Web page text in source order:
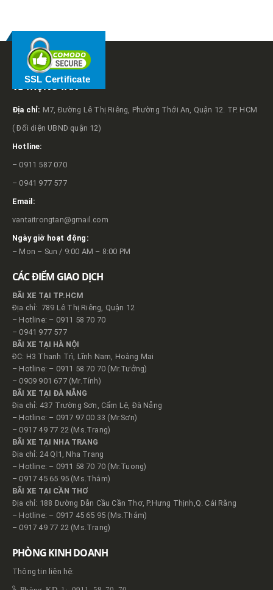
SSL Certificate
VỀ TRỌNG TẤN
Địa chỉ: M7, Đường Lê Thị Riêng, Phường Thới An, Quận 12. TP. HCM
( Đối diện UBND quận 12)
Hotline:
– 0911 587 070
– 0941 977 577
Email:
vantaitrongtan@gmail.com
Ngày giờ hoạt động:
– Mon – Sun / 9:00 AM – 8:00 PM
CÁC ĐIỂM GIAO DỊCH
BÃI XE TẠI TP.HCM
Địa chỉ: 789 Lê Thị Riêng, Quận 12
– Hotline: – 0911 58 70 70
– 0941 977 577
BÃI XE TẠI HÀ NỘI
ĐC: H3 Thanh Trì, Lĩnh Nam, Hoàng Mai
– Hotline: – 0911 58 70 70 (Mr.Tưởng)
– 0909 901 677 (Mr.Tính)
BÃI XE TẠI ĐÀ NẴNG
Địa chỉ: 437 Trường Sơn, Cẩm Lệ, Đà Nẵng
– Hotline: – 0917 97 00 33 (Mr.Sơn)
– 0917 49 77 22 (Ms.Trang)
BÃI XE TẠI NHA TRANG
Địa chỉ: 24 Ql1, Nha Trang
– Hotline: – 0911 58 70 70 (Mr.Tuong)
– 0917 45 65 95 (Ms.Thắm)
BÃI XE TẠI CẦN THƠ
Địa chỉ: 188 Đường Dẫn Cầu Cần Thơ, P.Hưng Thịnh,Q. Cái Răng
– Hotline: – 0917 45 65 95 (Ms.Thắm)
– 0917 49 77 22 (Ms.Trang)
PHÒNG KINH DOANH
Thông tin liên hệ: